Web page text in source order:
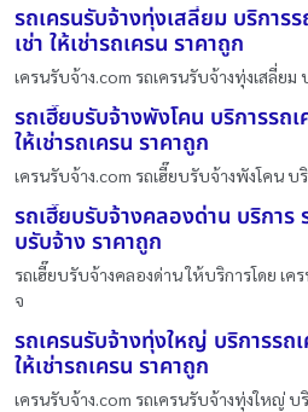
รถเครนรับจ้างทุ่งเสลี่ยม บริการ
เช่า ให้เช่ารถเครน ราคาถูก
เครนรับจ้าง.com รถเครนรับจ้างทุ่งเสลี่ยม
รถเฮี๊ยบรับจ้างพังโคน บริการรถเ
ให้เช่ารถเครน ราคาถูก
เครนรับจ้าง.com รถเฮี๊ยบรับจ้างพังโคน บ
รถเฮี๊ยบรับจ้างคลองด่าน บริการ
บรับจ้าง ราคาถูก
รถเฮี๊ยบรับจ้างคลองด่าน ให้บริการโดย เค
จ
รถเครนรับจ้างทุ่งใหญ่ บริการรถเ
ให้เช่ารถเครน ราคาถูก
เครนรับจ้าง.com รถเครนรับจ้างทุ่งใหญ่ บ